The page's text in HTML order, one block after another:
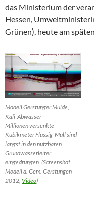
das Ministerium der
Hessen,
Grünen), heute am
Modell Gerstunger Mulde,
Kali-Abwässer
Millionen versenkte
Kubikmeter Flüssig-Müll sind
längst in den nutzbaren
Grundwasserleiter
eingedrungen. (Screenshot
Modell d. Gem. Gerstungen
2012;Video)